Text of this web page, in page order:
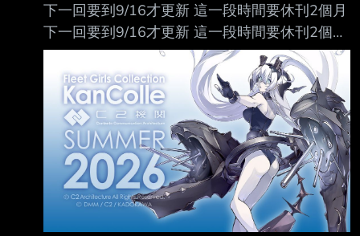
下一回要到9/16才更新 這一段時間要休刊2個月
下一回要到9/16才更新 這一段時間要休刊2個月
雖然沒有講明確原因 但除了電影跟取材 感覺有
部分原因應該是青山老師又要玩遊戲了，畢竟活
動開始了 https://i.mopix.cc/Rt9JKU.jpg
https://x.com/c2_staff/status/2075929755954
885001?s=46 --